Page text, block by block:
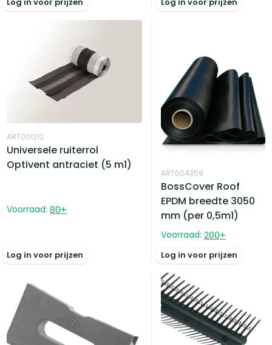
ART001212
Universele ruiterrol
Optivent antraciet (5 m1)
Voorraad: 80+
Log in voor prijzen
ART004359
BossCover Roof
EPDM breedte 3050
mm (per 0,5m1)
Voorraad: 200+
Log in voor prijzen